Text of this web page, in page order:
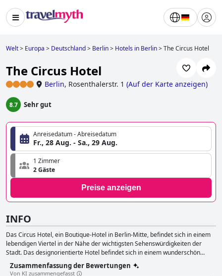
Welt> Europa > Deutschland> Berlin> Hotels in Berlin>The Circus Hotel
The Circus Hotel
Berlin, Rosenthalerstr. 1 (Auf der Karte anzeigen)
8.7 Sehr gut
Anreisedatum - Abreisedatum
Fr., 28 Aug. - Sa., 29 Aug.
1 Zimmer
2 Gäste
Preise anzeigen
INFO
Das Circus Hotel, ein Boutique-Hotel in Berlin-Mitte, befindet sich in einem
lebendigen Viertel in der Nähe der wichtigsten Sehenswürdigkeiten der
Stadt. Das designorientierte Hotel befindet sich in einem wunderschön
restaurierten, denkmalgeschützten Gebäude aus dem 19. Jahrhundert mit
Blick auf den Rosenthaler Platz. Die Gäste können wöchentlich kuratierte
Zusammenfassung der Bewertungen
Von KI zusammengefasst